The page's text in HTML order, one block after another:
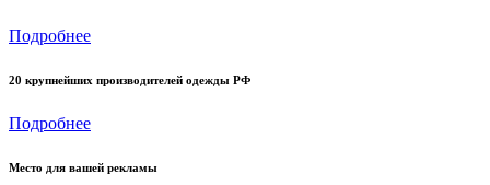
Подробнее
20 крупнейших производителей одежды РФ
Подробнее
Место для вашей рекламы